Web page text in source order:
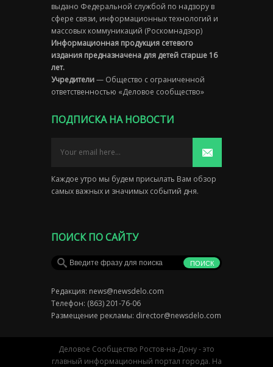
выдано Федеральной службой по надзору в
сфере связи, информационных технологий и
массовых коммуникаций (Роскомнадзор)
Информационная продукция сетевого
издания предназначена для детей старше 16
лет.
Учредители— Общество с ограниченной
ответственностью «Деловое сообщество»
ПОДПИСКА НА НОВОСТИ
Каждое утро мы будем присылать Вам обзор
самых важных и значимых событий дня.
ПОИСК ПО САЙТУ
Редакция: news@newsdelo.com
Телефон: (863) 201-76-06
Размещение рекламы: director@newsdelo.com
Деловое Сообщество Ростов-на-Дону - это
главный информационный портал города. На